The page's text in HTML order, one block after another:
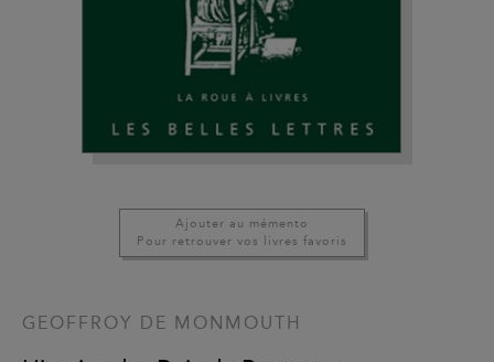
Ajouter au mémento
Pour retrouver vos livres favoris
GEOFFROY DE MONMOUTH